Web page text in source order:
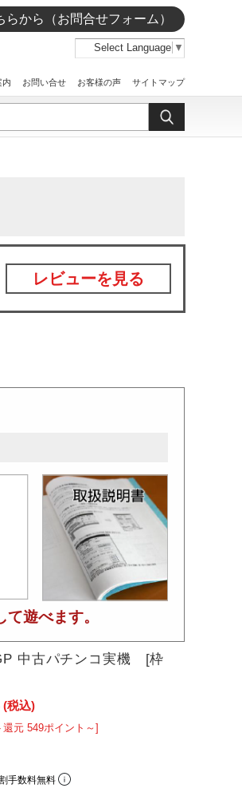
らから（お問合せフォーム）
Select Language ▼
内 お問い合せ お客様の声 サイトマップ
レビューを見る
て遊べます。
中古パチンコ実機 [枠
(税込)
還元 549ポイント～]
手数料無料